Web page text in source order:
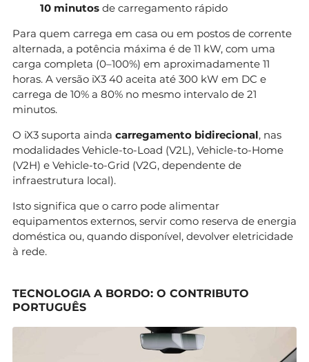
10 minutos de carregamento rápido
Para quem carrega em casa ou em postos de corrente
alternada, a potência máxima é de 11 kW, com uma
carga completa (0–100%) em aproximadamente 11
horas. A versão iX3 40 aceita até 300 kW em DC e
carrega de 10% a 80% no mesmo intervalo de 21
minutos.
O iX3 suporta ainda carregamento bidirecional, nas
modalidades Vehicle-to-Load (V2L), Vehicle-to-Home
(V2H) e Vehicle-to-Grid (V2G, dependente de
infraestrutura local).
Isto significa que o carro pode alimentar
equipamentos externos, servir como reserva de energia
doméstica ou, quando disponível, devolver eletricidade
à rede.
TECNOLOGIA A BORDO: O CONTRIBUTO
PORTUGUÊS